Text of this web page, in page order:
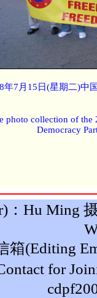
年7月15日(星期二)中
photo collection of the
Democracy
：Hu Ming
箱(Editing
for